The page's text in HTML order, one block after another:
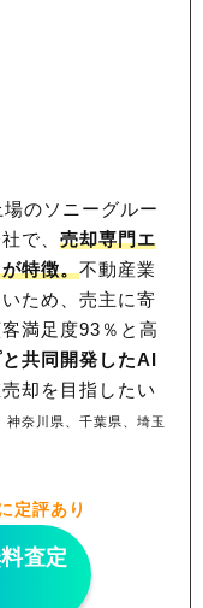
のソニーグルー
で、売却専門エ
特徴。不動産業
ため、売主に寄
満足度93％と高
共同開発したAI
却を目指したい
奈川県、千葉県、埼玉
定評あり
査定